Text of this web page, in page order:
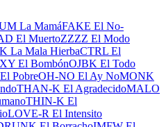
La MamáFAKE El No-
El MuertoZZZZ El Modo
La Mala HierbaCTRL El
El BombónOJBK El Todo
PobreOH-NO El Ay NoMONK
THAN-K El AgradecidoMALO
THIN-K El
LOVE-R El Intensito